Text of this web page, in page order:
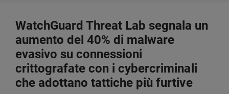
WatchGuard Threat Lab segnala un
aumento del 40% di malware
evasivo su connessioni
crittografate con i cybercriminali
che adottano tattiche più furtive